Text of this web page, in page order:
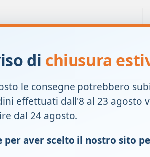
fruttosio;
di chiusura
le consegne potrebbero
effettuati dall'8 al 23 agosto
dal 24 agosto.
per aver scelto il nostro sito